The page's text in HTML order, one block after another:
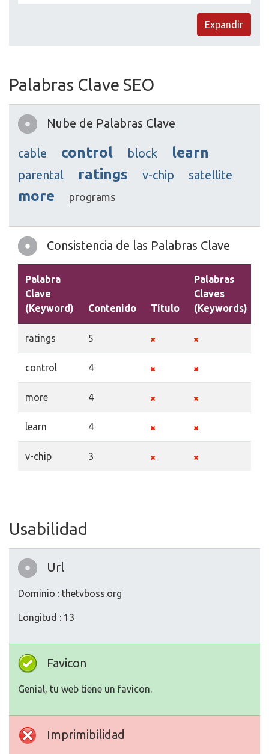
Expandir
Palabras Clave SEO
Nube de Palabras Clave
cable control block learn
parental ratings v-chip satellite
more programs
Consistencia de las Palabras Clave
Palabra
Clave
(Keyword)
Contenido Título
Palabras
Claves
(Keywords)
ratings 5
control 4
more 4
learn 4
v-chip 3
Usabilidad
Url
Dominio : thetvboss.org
Longitud : 13
Favicon
Genial, tu web tiene un favicon.
Imprimibilidad